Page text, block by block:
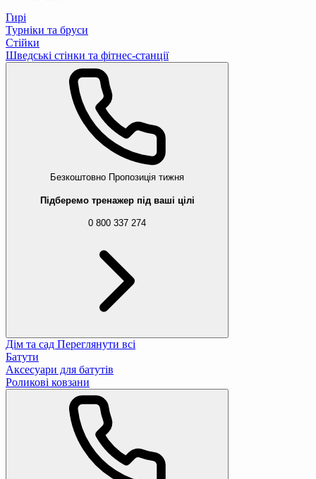
Гирі
Турніки та бруси
Стійки
Шведські стінки та фітнес-станції
Безкоштовно Пропозиція тижня
Підберемо тренажер під ваші цілі
0 800 337 274
Дім та сад Переглянути всі
Батути
Аксесуари для батутів
Роликові ковзани